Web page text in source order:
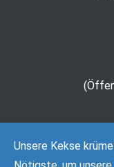
(
Unsere Kekse